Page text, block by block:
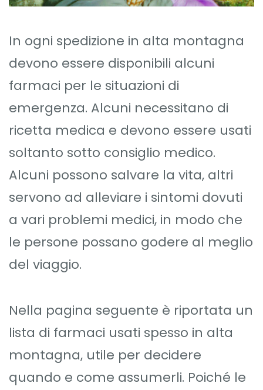
In ogni spedizione in alta montagna
devono essere disponibili alcuni
farmaci per le situazioni di
emergenza. Alcuni necessitano di
ricetta medica e devono essere usati
soltanto sotto consiglio medico.
Alcuni possono salvare la vita, altri
servono ad alleviare i sintomi dovuti
a vari problemi medici, in modo che
le persone possano godere al meglio
del viaggio.
Nella pagina seguente è riportata un
lista di farmaci usati spesso in alta
montagna, utile per decidere
quando e come assumerli. Poiché le